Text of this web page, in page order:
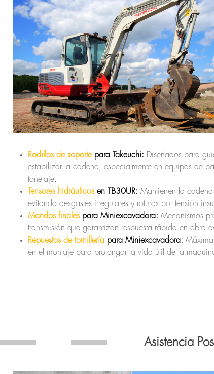
Rodillos de soportepara Takeuchi: Diseñados para
estabilizar la cadena, especialmente en equipos de
tonelaje.
Tensores hidráulicos en TB30UR: Mantienen la cadena
evitando desgastes irregulares y roturas por tensión
Mandos finales para Miniexcavadora: Mecanismos
transmisión que garantizan respuesta rápida en obra
Repuestos de tornillería para Miniexcavadora:
en el montaje para prolongar la vida útil de la
Asistencia